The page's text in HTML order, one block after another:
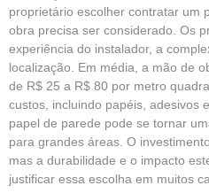
proprietário escolher contratar um
obra precisa ser considerado. Os
experiência do instalador, a
localização. Em média, a mão de
de R$ 25 a R$ 80 por metro
custos, incluindo papéis, adesivos
papel de parede pode se tornar
para grandes áreas. O
mas a durabilidade e o impacto
justificar essa escolha em muitos